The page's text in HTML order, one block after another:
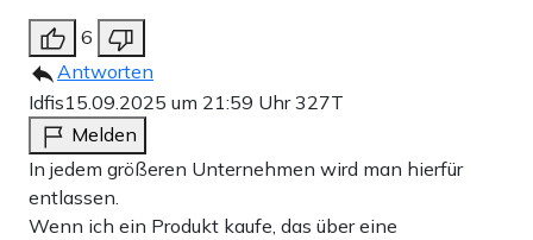
6
Antworten
Idfis15.09.2025 um 21:59 Uhr327T
Melden
In jedem größeren Unternehmen wird man hierfür
entlassen.
Wenn ich ein Produkt kaufe, das über eine